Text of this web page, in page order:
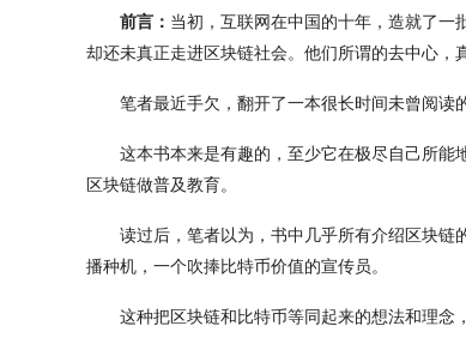
前言： 当初，互联网在中国的十年，造就了一
却还未真正走进区块链社会。他们所谓的去中心，
笔者最近手欠，翻开了一本很长时间未曾阅读
这本书本来是有趣的，至少它在极尽自己所能
区块链做普及教育。
读过后，笔者以为，书中几乎所有介绍区块链
播种机，一个吹捧比特币价值的宣传员。
这种把区块链和比特币等同起来的想法和理念